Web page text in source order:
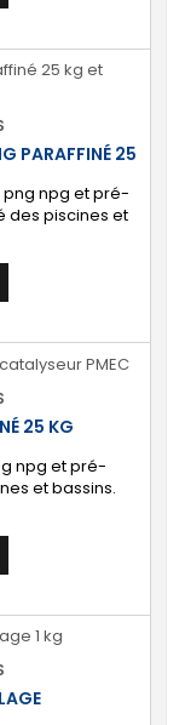
stratification
PARAFFINÉ 25
npg et pré-
des piscines et
lisse
votre
avec son
noir, incolore,
25 KG
npg et pré-
et bassins.
lisse brillante
votre
avec son
noir, incolore,